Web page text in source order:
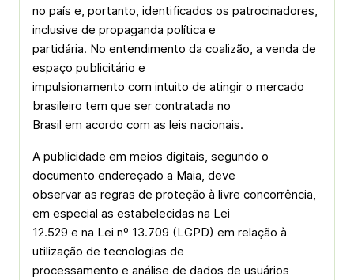
no país e, portanto, identificados os patrocinadores,
inclusive de propaganda política e
partidária. No entendimento da coalizão, a venda de
espaço publicitário e
impulsionamento com intuito de atingir o mercado
brasileiro tem que ser contratada no
Brasil em acordo com as leis nacionais.
A publicidade em meios digitais, segundo o
documento endereçado a Maia, deve
observar as regras de proteção à livre concorrência,
em especial as estabelecidas na Lei
12.529 e na Lei nº 13.709 (LGPD) em relação à
utilização de tecnologias de
processamento e análise de dados de usuários